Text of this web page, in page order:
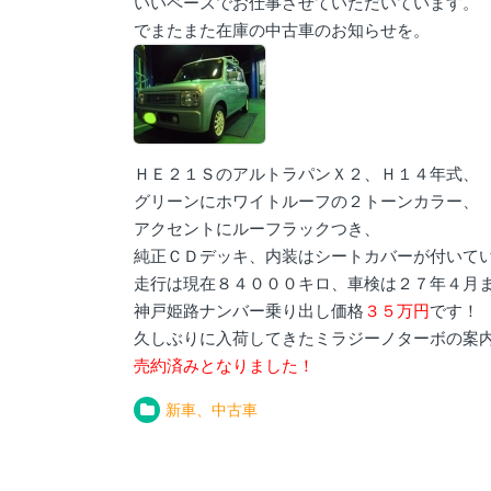
でまたまた在庫の中古車のお知らせを。
ＨＥ２１ＳのアルトラパンＸ２、Ｈ１４年式、
グリーンにホワイトルーフの２トーンカラー、
アクセントにルーフラックつき、
純正ＣＤデッキ、内装はシートカバーが付いて
走行は現在８４０００キロ、車検は２７年４月ま
神戸姫路ナンバー乗り出し価格 ３５万円です！
久しぶりに入荷してきたミラジーノターボの案
売約済みとなりました！
新車、中古車